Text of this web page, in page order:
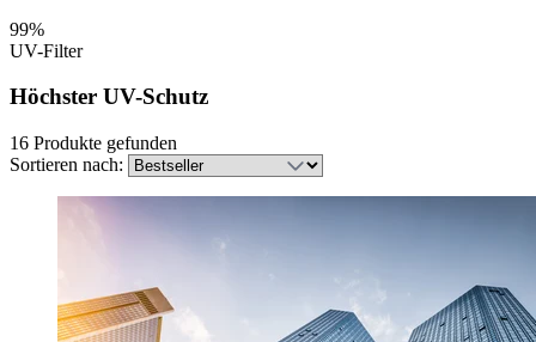
99%
UV-Filter
Höchster UV-Schutz
16 Produkte gefunden
Sortieren nach: